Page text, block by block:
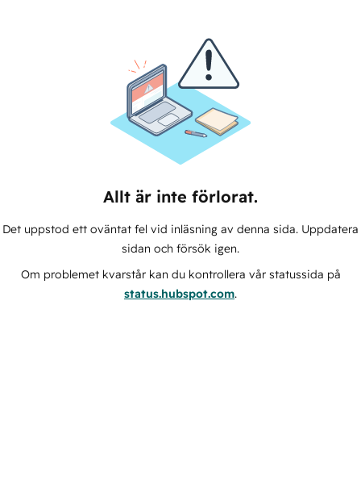
Allt är inte förlorat.
Det uppstod ett oväntat fel vid inläsning av denna sida. Uppdatera
sidan och försök igen.
Om problemet kvarstår kan du kontrollera vår statussida på
status.hubspot.com.